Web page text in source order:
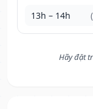
13h – 14h
Hãy đặt